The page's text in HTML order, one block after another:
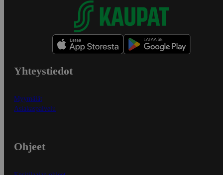
Yhteystiedot
Myymälät
Asiakaspalvelu
Ohjeet